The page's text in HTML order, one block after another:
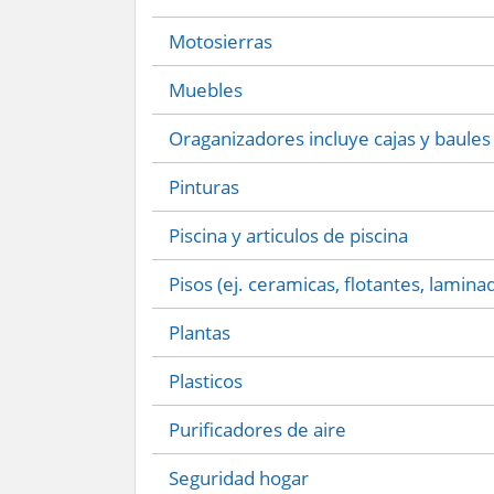
Motosierras
Muebles
Oraganizadores incluye cajas y baules
Pinturas
Piscina y articulos de piscina
Pisos (ej. ceramicas, flotantes,
Plantas
Plasticos
Purificadores de aire
Seguridad hogar